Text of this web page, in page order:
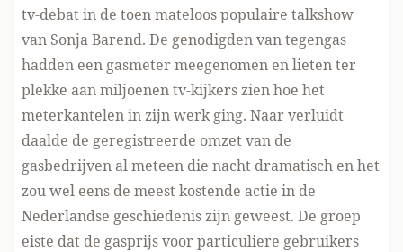
tv-debat in de toen mateloos populaire talkshow
van Sonja Barend. De genodigden van tegengas
hadden een gasmeter meegenomen en lieten ter
plekke aan miljoenen tv-kijkers zien hoe het
meterkantelen in zijn werk ging. Naar verluidt
daalde de geregistreerde omzet van de
gasbedrijven al meteen die nacht dramatisch en het
zou wel eens de meest kostende actie in de
Nederlandse geschiedenis zijn geweest. De groep
eiste dat de gasprijs voor particuliere gebruikers